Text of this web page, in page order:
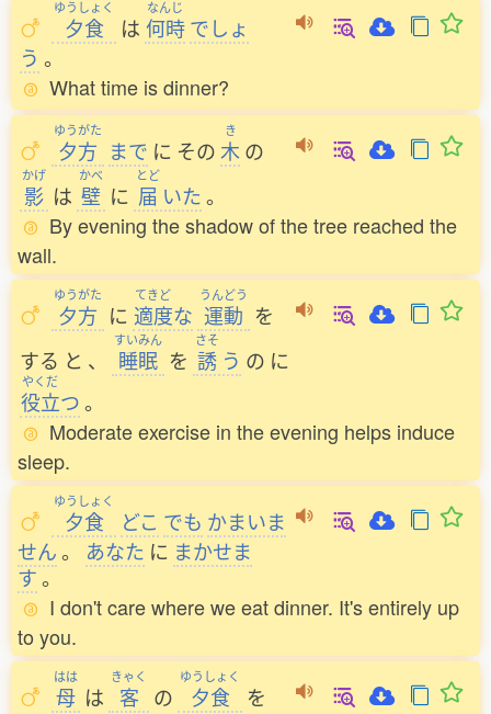
ゆうしょく
夕食 は
なんじ
何時 でしょ
う 。
What time is dinner?
ゆうがた
夕方 まで に その
き
木の
かげ
影 は
かべ
壁 に
とど
届 いた。
By evening the shadow of the tree reached the
wall.
ゆうがた
夕方 に
てきど
適度な
うんどう
運動 を
する と 、
すいみん
睡眠 を
さそ
誘 う の に
やくだ
役立つ。
Moderate exercise in the evening helps induce
sleep.
ゆうしょく
夕食 どこ でも かまいま
せん。 あなた に まかせま
す。
I don't care where we eat dinner. It's entirely up
to you.
はは
母 は
きゃく
客 の
ゆうしょく
夕食 を